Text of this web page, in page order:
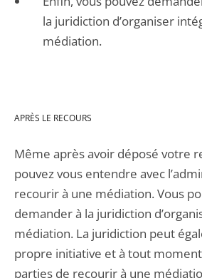
la juridiction d’organiser
médiation.
APRÈS LE RECOURS
Même après avoir déposé votre
pouvez vous entendre avec
recourir à une médiation. Vous
demander à la juridiction
médiation. La juridiction peut
propre initiative et à tout
parties de recourir à une